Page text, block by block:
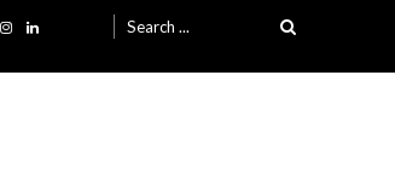
Search for: